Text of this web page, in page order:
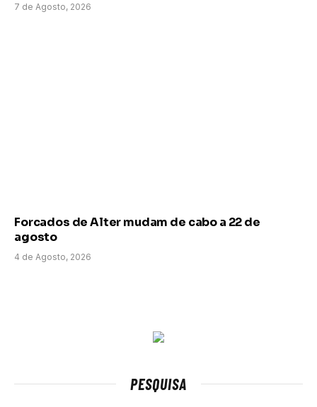
7 de Agosto, 2026
Forcados de Alter mudam de cabo a 22 de
agosto
4 de Agosto, 2026
PESQUISA